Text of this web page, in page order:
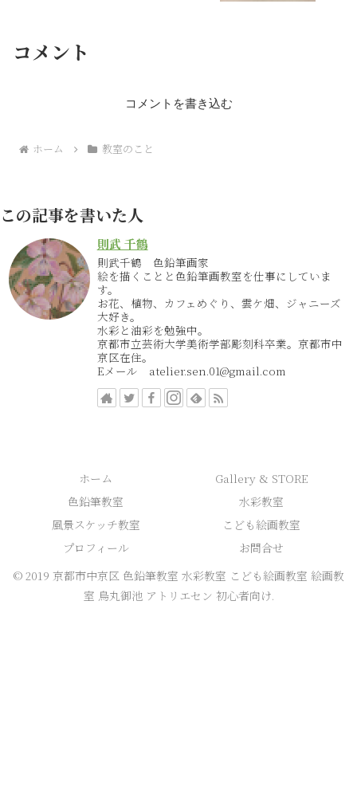
コメント
コメントを書き込む
ホーム 教室のこと
この記事を書いた人
則武 千鶴
則武千鶴 色鉛筆画家
絵を描くことと色鉛筆画教室を仕事にしていま
す。
お花、植物、カフェめぐり、雲ケ畑、ジャニーズ
大好き。
水彩と油彩を勉強中。
京都市立芸術大学美術学部彫刻科卒業。京都市中
京区在住。
Eメール atelier.sen.01@gmail.com
ホーム
Gallery & STORE
色鉛筆教室
水彩教室
風景スケッチ教室
こども絵画教室
プロフィール
お問合せ
© 2019 京都市中京区 色鉛筆教室 水彩教室 こども絵画教室 絵画教
室 烏丸御池 アトリエセン 初心者向け.